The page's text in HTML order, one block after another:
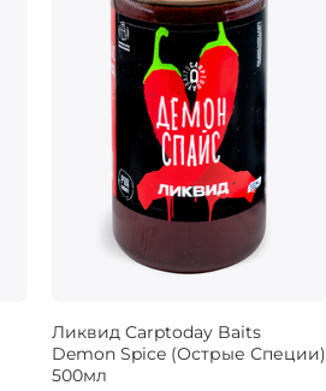
Ликвид Carptoday Baits
Demon Spice (Острые Специи)
500мл